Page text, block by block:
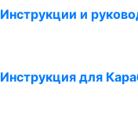
Инструкции и
Инструкция для